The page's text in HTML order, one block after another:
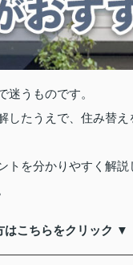
うものです。
たうえで、住み替
を分かりやすく解説
こちらをクリック ▼